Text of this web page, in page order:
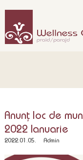
Anunț loc de
2022 Ianuarie
2022.01.05. Admin